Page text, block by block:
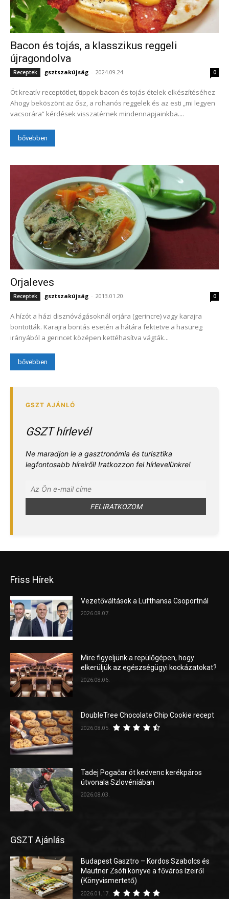
Bacon és tojás, a klasszikus reggeli
újragondolva
Receptek gsztszakújság - 2024.09.24. 0
Öt kreatív receptötlet, tippek bacon és tojás ételek elkészítéséhez
Ahogy beköszönt az ősz, a rohanós reggelek és az esti „mi legyen
vacsorára” kérdések visszatérnek mindennapjainkba....
bővebben
Orjaleves
Receptek gsztszakújság - 2013.01.20. 0
A hízót a házi disznóvágásoknál orjára (gerincre) vagy karajra
bontották. Karajra bontás esetén a hátára fektetve a hasüreg
irányából a gerincet középen kettéhasítva vágták...
bővebben
GSZT hírlevél
Ne maradjon le a gasztronómia és turisztika
legfontosabb híreiről! Iratkozzon fel hírlevelünkre!
Friss Hírek
Vezetőváltások a Lufthansa Csoportnál
2026.08.07.
Mire figyeljünk a repülőgépen, hogy
elkerüljük az egészségügyi kockázatokat?
2026.08.06.
DoubleTree Chocolate Chip Cookie recept
2026.08.05.
Tadej Pogačar öt kedvenc kerékpáros
útvonala Szlovéniában
2026.08.03.
GSZT Ajánlás
Budapest Gasztro – Kordos Szabolcs és
Mautner Zsófi könyve a főváros ízeiről
(Könyvismertető)
2026.01.17.